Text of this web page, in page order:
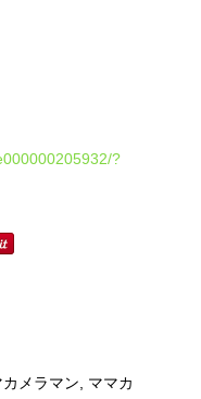
?
メラマン
ママカ